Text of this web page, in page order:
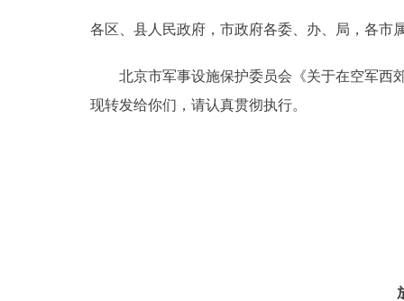
政务服务
各区、县人民政府，市政府各委、办、局，各市
北京市军事设施保护委员会《关于在空军西郊
现转发给你们，请认真贯彻执行。